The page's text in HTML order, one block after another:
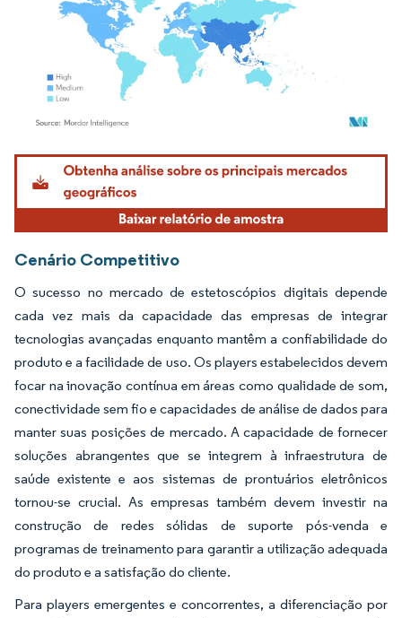
Imagem © Mordor Intelligence. O reuso requer atribuição conforme CC BY 4.0.
Cenário Competitivo
O sucesso no mercado de estetoscópios digitais depende
cada vez mais da capacidade das empresas de integrar
tecnologias avançadas enquanto mantêm a confiabilidade do
produto e a facilidade de uso. Os players estabelecidos devem
focar na inovação contínua em áreas como qualidade de som,
conectividade sem fio e capacidades de análise de dados para
manter suas posições de mercado. A capacidade de fornecer
soluções abrangentes que se integrem à infraestrutura de
saúde existente e aos sistemas de prontuários eletrônicos
tornou-se crucial. As empresas também devem investir na
construção de redes sólidas de suporte pós-venda e
programas de treinamento para garantir a utilização adequada
do produto e a satisfação do cliente.
Para players emergentes e concorrentes, a diferenciação por